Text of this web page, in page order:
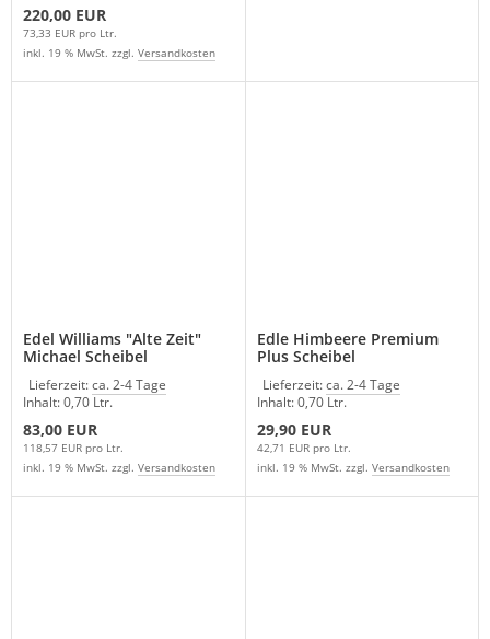
220,00 EUR
73,33 EUR pro Ltr.
inkl. 19 % MwSt. zzgl. Versandkosten
Edel Williams "Alte Zeit"
Michael Scheibel
Lieferzeit:ca. 2-4 Tage
Inhalt: 0,70 Ltr.
83,00 EUR
118,57 EUR pro Ltr.
inkl. 19 % MwSt. zzgl. Versandkosten
Edle Himbeere Premium
Plus Scheibel
Lieferzeit:ca. 2-4 Tage
Inhalt: 0,70 Ltr.
29,90 EUR
42,71 EUR pro Ltr.
inkl. 19 % MwSt. zzgl. Versandkosten